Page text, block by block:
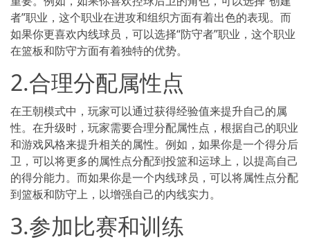
者”职业，这个职业在进攻和组织方面有着出色的表现。而
如果你更喜欢内线球员，可以选择“防守者”职业，这个职业
在篮板和防守方面有着独特的优势。
2.合理分配属性点
在王朝模式中，玩家可以通过获得经验值来提升自己的属
性。在升级时，玩家需要合理分配属性点，根据自己的职业
和游戏风格来提升相关的属性。例如，如果你是一个得分后
卫，可以将更多的属性点分配到投篮和运球上，以提高自己
的得分能力。而如果你是一个内线球员，可以将属性点分配
到篮板和防守上，以增强自己的内线实力。
3.参加比赛和训练